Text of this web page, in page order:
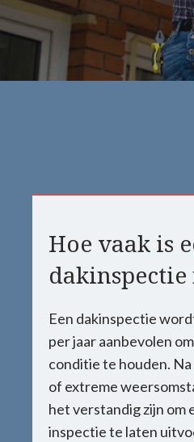
Hoe vaak is
dakinspectie
Een dakinspectie
per jaar aanbevolen
conditie te houden.
of extreme
het verstandig zijn om
inspectie te laten